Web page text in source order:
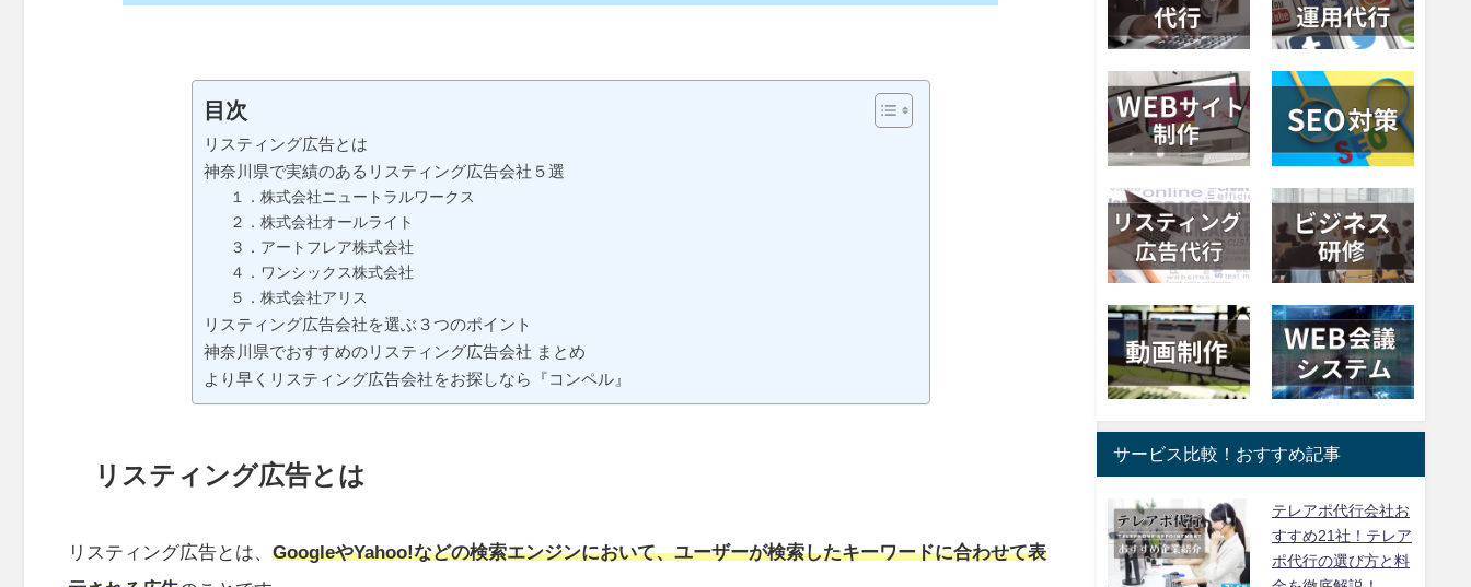
目次
リスティング広告とは
神奈川県で実績のあるリスティング広告会社５選
１．株式会社ニュートラルワークス
２．株式会社オールライト
３．アートフレア株式会社
４．ワンシックス株式会社
５．株式会社アリス
リスティング広告会社を選ぶ３つのポイント
神奈川県でおすすめのリスティング広告会社 まとめ
より早くリスティング広告会社をお探しなら『コンペル』
リスティング広告とは
リスティング広告とは、 GoogleやYahoo!などの検索エンジンにおいて、ユーザーが検索したキーワードに合わせて表
サービス比較！おすすめ記事
テレアポ代行会社お
すすめ21社！テレア
ポ代行の選び方と料